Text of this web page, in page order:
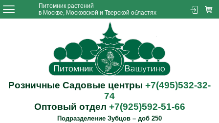
Питомник растений
в Москве, Московской и Тверской областях
Розничные Садовые центры +7(495)532-32-
74
Оптовый отдел +7(925)592-51-66
Подразделение Зубцов – доб 250